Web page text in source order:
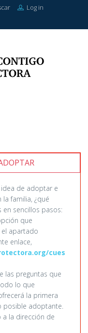
Log in
de adoptar e
familia, ¿qué
en sencillos pasos:
que
apartado
enlace,
cues
las preguntas que
lo que
la primera
posible adoptante.
a la dirección de